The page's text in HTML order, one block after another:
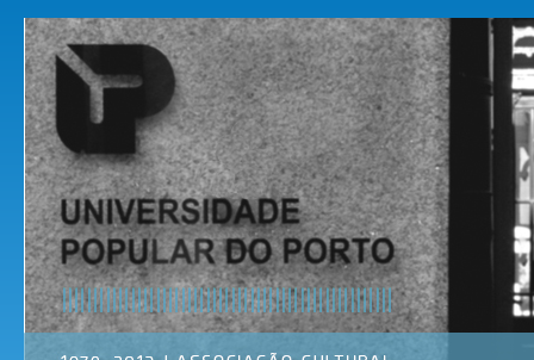
Universidade
Popular do
Porto
Associação
Cultural